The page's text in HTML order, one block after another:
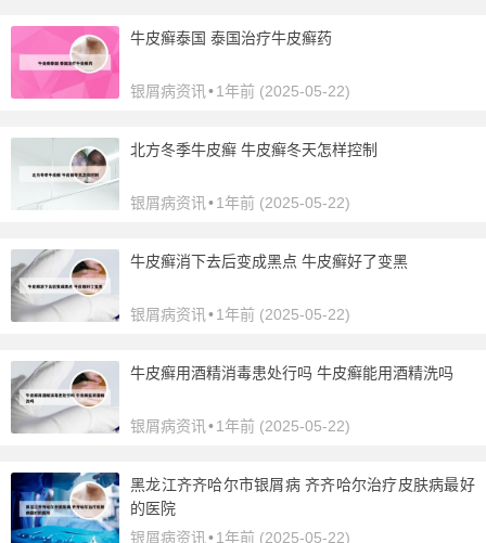
牛皮癣泰国 泰国治疗牛皮癣药
银屑病资讯 •1年前 (2025-05-22)
北方冬季牛皮癣 牛皮癣冬天怎样控制
银屑病资讯 •1年前 (2025-05-22)
牛皮癣消下去后变成黑点 牛皮癣好了变黑
银屑病资讯 •1年前 (2025-05-22)
牛皮癣用酒精消毒患处行吗 牛皮癣能用酒精洗吗
银屑病资讯 •1年前 (2025-05-22)
黑龙江齐齐哈尔市银屑病 齐齐哈尔治疗皮肤病最好
的医院
银屑病资讯 •1年前 (2025-05-22)